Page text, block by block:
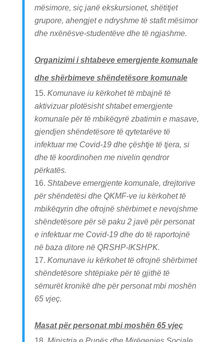
mësimore, siç janë ekskursionet, shëtitjet
grupore, ahengjet e ndryshme të stafit mësimor
dhe nxënësve-studentëve dhe të ngjashme.
Organizimi i shtabeve emergjente komunale
dhe shërbimeve shëndetësore komunale
Komunave iu kërkohet të mbajnë të
aktivizuar plotësisht shtabet emergjente
komunale për të mbikëqyrë zbatimin e masave,
gjendjen shëndetësore të qytetarëve të
infektuar me Covid-19 dhe çështje të tjera, si
dhe të koordinohen me nivelin qendror
përkatës.
Shtabeve emergjente komunale, drejtorive
për shëndetësi dhe QKMF-ve iu kërkohet të
mbikëqyrin dhe ofrojnë shërbimet e nevojshme
shëndetësore për së paku 2 javë për personat
e infektuar me Covid-19 dhe do të raportojnë
në baza ditore në QRSHP-IKSHPK.
Komunave iu kërkohet të ofrojnë shërbimet
shëndetësore shtëpiake për të gjithë të
sëmurët kronikë dhe për personat mbi moshën
65 vjeç.
Masat për personat mbi moshën 65 vjeç